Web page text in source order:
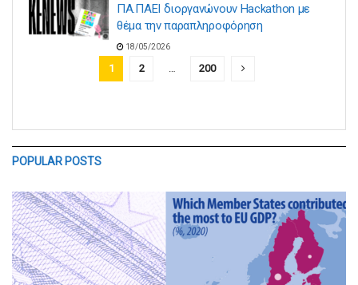
ΠΑ.ΠΑΕΙ διοργανώνουν Hackathon με
θέμα την παραπληροφόρηση
18/05/2026
1 2 200
POPULAR POSTS